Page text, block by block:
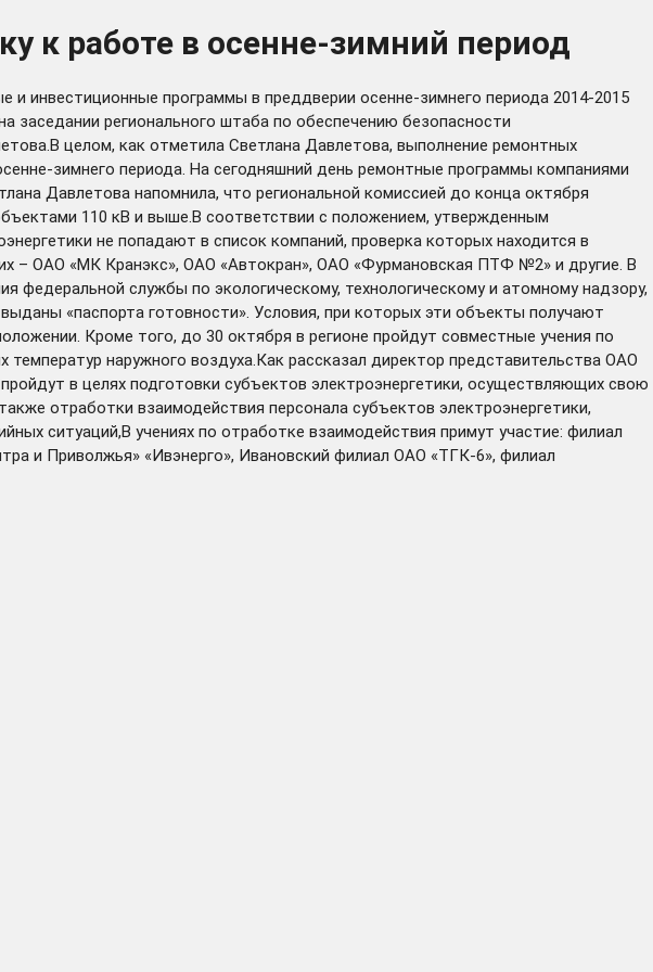
к работе в осенне-зимний период
инвестиционные программы в преддверии осенне-зимнего периода 2014-2015
заседании регионального штаба по обеспечению безопасности
целом, как отметила Светлана Давлетова, выполнение ремонтных
зимнего периода. На сегодняшний день ремонтные программы компаниями
Давлетова напомнила, что региональной комиссией до конца октября
110 кВ и выше.В соответствии с положением, утвержденным
не попадают в список компаний, проверка которых находится в
– ОАО «МК Кранэкс», ОАО «Автокран», ОАО «Фурмановская ПТФ №2» и другие. В
федеральной службы по экологическому, технологическому и атомному надзору,
«паспорта готовности». Условия, при которых эти объекты получают
Кроме того, до 30 октября в регионе пройдут совместные учения по
наружного воздуха.Как рассказал директор представительства ОАО
в целях подготовки субъектов электроэнергетики, осуществляющих свою
отработки взаимодействия персонала субъектов электроэнергетики,
ситуаций,В учениях по отработке взаимодействия примут участие: филиал
Приволжья» «Ивэнерго», Ивановский филиал ОАО «ТГК-6», филиал